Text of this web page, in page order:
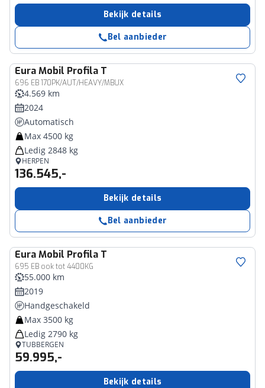
Bekijk details
Bel aanbieder
Eura Mobil Profila T
696 EB 170PK/AUT/HEAVY/MBUX
4.569 km
2024
Automatisch
Max 4500 kg
Ledig 2848 kg
HERPEN
136.545,-
Bekijk details
Bel aanbieder
Eura Mobil Profila T
695 EB ook tot 4400KG
55.000 km
2019
Handgeschakeld
Max 3500 kg
Ledig 2790 kg
TUBBERGEN
59.995,-
Bekijk details